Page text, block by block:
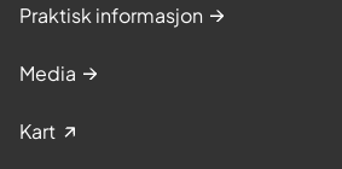
Praktisk informasjon
Media
Kart